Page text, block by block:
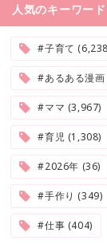
人気のキーワード
#子育て
#あるある漫
#ママ (3,967)
#育児 (1,308)
#2026年 (36)
#手作り (349)
#仕事 (404)